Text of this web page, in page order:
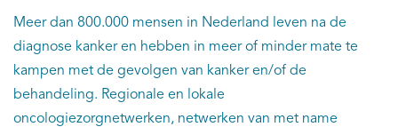
Meer dan 800.000 mensen in Nederland leven na de
diagnose kanker en hebben in meer of minder mate te
kampen met de gevolgen van kanker en/of de
behandeling. Regionale en lokale
oncologiezorgnetwerken, netwerken van met name